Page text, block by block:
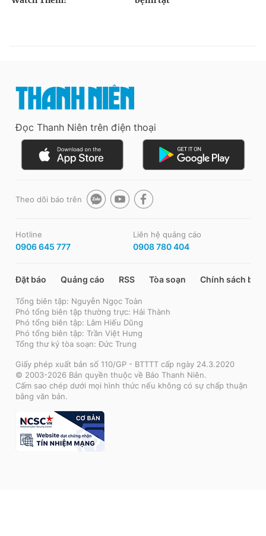
Đọc Thanh Niên trên điện thoại
Theo dõi báo trên
Hotline
0906 645 777
Liên hệ quảng cáo
0908 780 404
Đặt báo Quảng cáo RSS Tòa soạn Chính sách bảo
Tổng biên tập: Nguyễn Ngọc Toàn
Phó tổng biên tập thường trực: Hải Thành
Phó tổng biên tập: Lâm Hiếu Dũng
Phó tổng biên tập: Trần Việt Hưng
Tổng thư ký tòa soạn: Đức Trung
Giấy phép xuất bản số 110/GP - BTTTT cấp ngày 24.3.2020
© 2003-2026 Bản quyền thuộc về Báo Thanh Niên.
Cấm sao chép dưới mọi hình thức nếu không có sự chấp thuận
bằng văn bản.